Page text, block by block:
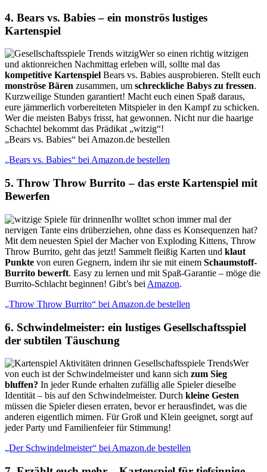
4. Bears vs. Babies – ein monströs lustiges
Kartenspiel
Wer so einen richtig witzigen
und aktionreichen Nachmittag erleben will, sollte mal das
kompetitive Kartenspiel Bears vs. Babies ausprobieren. Stellt euch
monströse Bären zusammen, um schreckliche Babys zu fressen.
Kurzweilige Stunden garantiert! Macht euch einen Spaß daraus,
eure jämmerlich vorbereiteten Mitspieler in den Kampf zu schicken.
Wer die meisten Babys frisst, hat gewonnen. Nicht nur die haarige
Schachtel bekommt das Prädikat „witzig“!
„Bears vs. Babies“ bei Amazon.de bestellen
„Bears vs. Babies“ bei Amazon.de bestellen
5. Throw Throw Burrito – das erste Kartenspiel mit
Bewerfen
Ihr wolltet schon immer mal der
nervigen Tante eins drüberziehen, ohne dass es Konsequenzen hat?
Mit dem neuesten Spiel der Macher von Exploding Kittens, Throw
Throw Burrito, geht das jetzt! Sammelt fleißig Karten und klaut
Punkte von euren Gegnern, indem ihr sie mit einem Schaumstoff-
Burrito bewerft. Easy zu lernen und mit Spaß-Garantie – möge die
Burrito-Schlacht beginnen! Gibt’s bei Amazon.
„Throw Throw Burrito“ bei Amazon.de bestellen
6. Schwindelmeister: ein lustiges Gesellschaftsspiel
der subtilen Täuschung
Wer
von euch ist der Schwindelmeister und kann sich zum Sieg
bluffen? In jeder Runde erhalten zufällig alle Spieler dieselbe
Identität – bis auf den Schwindelmeister. Durch kleine Gesten
müssen die Spieler diesen erraten, bevor er herausfindet, was die
anderen eigentlich mimen. Für Groß und Klein geeignet, sorgt auf
jeder Party und Familienfeier für Stimmung!
„Der Schwindelmeister“ bei Amazon.de bestellen